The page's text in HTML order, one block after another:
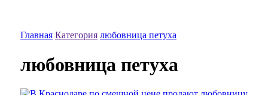
Главная Категория любовница петуха
любовница петуха